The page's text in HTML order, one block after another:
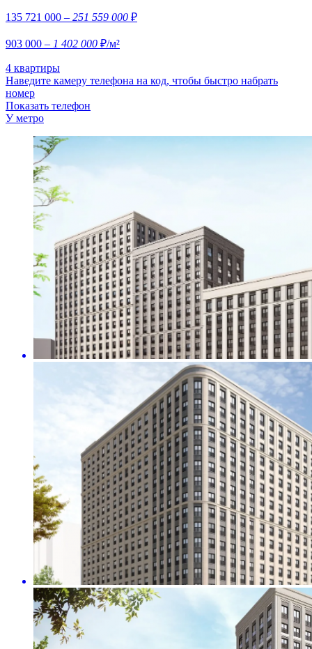
135 721 000 – 251 559 000 ₽
903 000 – 1 402 000 ₽/м²
4 квартиры
Наведите камеру телефона на код, чтобы быстро набрать
номер
Показать телефон
У метро